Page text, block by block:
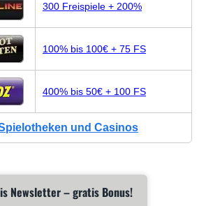
300 Freispiele + 200%
100% bis 100€ + 75 FS
400% bis 50€ + 100 FS
und Casinos
Newsletter – gratis Bonus!